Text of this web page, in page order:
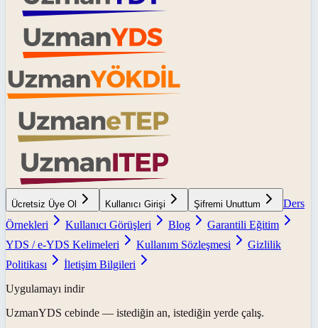
Ücretsiz Üye Ol Kullanıcı Girişi Şifremi Unuttum
Ders
Örnekleri
Kullanıcı Görüşleri Blog
Garantili Eğitim
YDS / e-YDS Kelimeleri
Kullanım Sözleşmesi
Gizlilik
Politikası
İletişim Bilgileri
Uygulamayı indir
UzmanYDS cebinde — istediğin an, istediğin yerde çalış.